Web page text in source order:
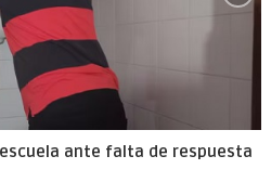
ante falta de respuesta